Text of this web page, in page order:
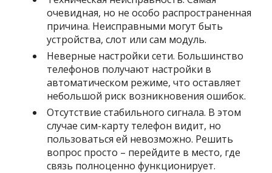
очевидная, но не особо распространенная
причина. Неисправными могут быть
устройства, слот или сам модуль.
Неверные настройки сети. Большинство
телефонов получают настройки в
автоматическом режиме, что оставляет
небольшой риск возникновения ошибок.
Отсутствие стабильного сигнала. В этом
случае сим-карту телефон видит, но
пользоваться ей невозможно. Решить
вопрос просто – перейдите в место, где
связь полноценно функционирует.